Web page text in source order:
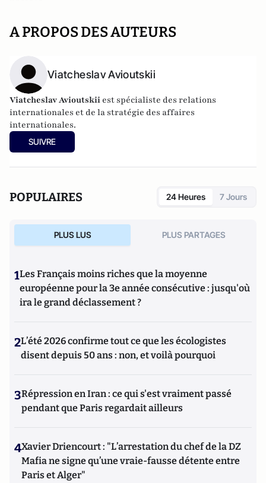
A PROPOS DES AUTEURS
Viatcheslav Avioutskii
Viatcheslav Avioutskii est spécialiste des relations
internationales et de la stratégie des affaires
internationales.
SUIVRE
POPULAIRES 24 Heures 7 Jours
PLUS LUS PLUS PARTAGES
1Les Français moins riches que la moyenne
européenne pour la 3e année consécutive : jusqu'où
ira le grand déclassement ?
2L’été 2026 confirme tout ce que les écologistes
disent depuis 50 ans : non, et voilà pourquoi
3Répression en Iran : ce qui s'est vraiment passé
pendant que Paris regardait ailleurs
4Xavier Driencourt : "L’arrestation du chef de la DZ
Mafia ne signe qu’une vraie-fausse détente entre
Paris et Alger"